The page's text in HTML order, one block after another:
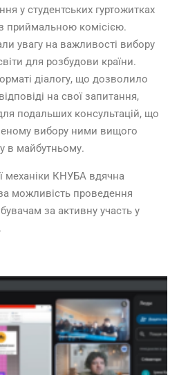
у студентських гуртожитках
приймальною комісією.
увагу на важливості вибору
для розбудови країни.
діалогу, що дозволило
на свої запитання,
подальших консультацій, що
вибору ними вищого
в майбутньому.
механіки КНУБА вдячна
за можливість проведення
за активну участь у